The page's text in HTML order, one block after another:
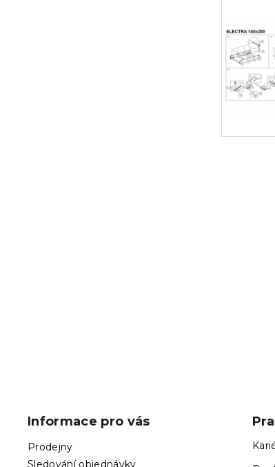
Informace pro vás
Prodejny
Sledování objednávky